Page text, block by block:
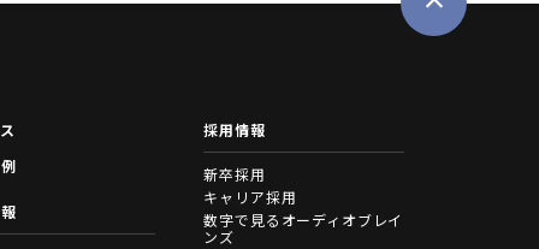
採用情報
新卒採用
キャリア採用
数字で見るオーディオブレイ
ンズ